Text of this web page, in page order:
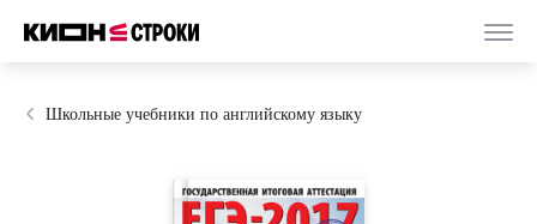
Школьные учебники по английскому языку